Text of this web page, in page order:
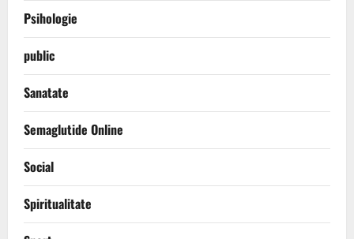
Psihologie
public
Sanatate
Semaglutide Online
Social
Spiritualitate